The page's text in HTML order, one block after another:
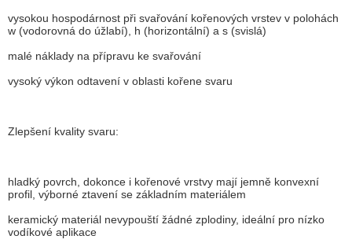
vysokou hospodárnost při svařování kořenových vrstev v polohách
w (vodorovná do úžlabí), h (horizontální) a s (svislá)
malé náklady na přípravu ke svařování
vysoký výkon odtavení v oblasti kořene svaru
Zlepšení kvality svaru:
hladký povrch, dokonce i kořenové vrstvy mají jemně konvexní
profil, výborné ztavení se základním materiálem
keramický materiál nevypouští žádné zplodiny, ideální pro nízko
vodíkové aplikace